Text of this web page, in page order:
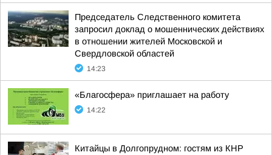
Председатель Следственного комитета
запросил доклад о мошеннических действиях
в отношении жителей Московской и
Свердловской областей
14:23
«Благосфера» приглашает на работу
14:22
Китайцы в Долгопрудном: гостям из КНР